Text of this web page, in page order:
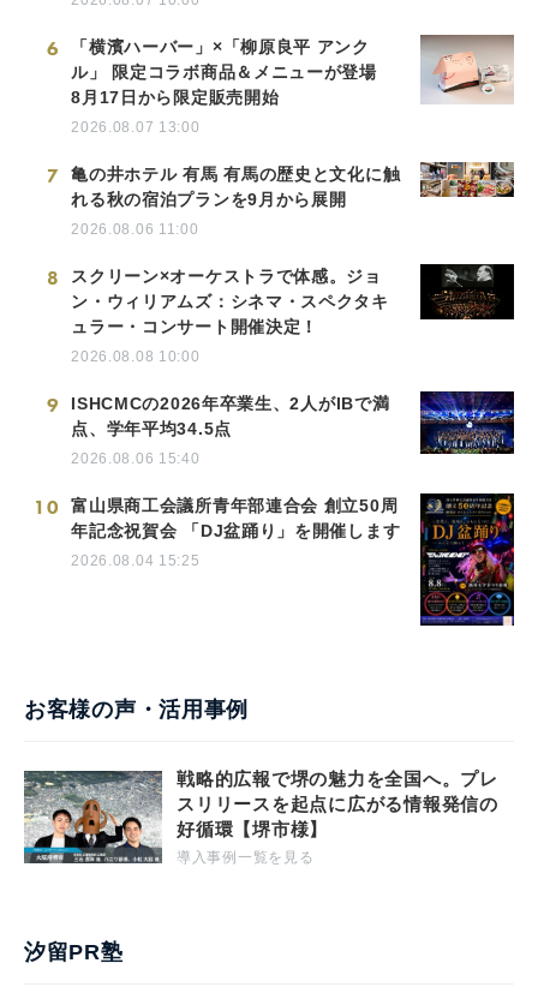
6
「横濱ハーバー」×「柳原良平 アンク
ル」 限定コラボ商品＆メニューが登場
8月17日から限定販売開始
2026.08.07 13:00
7
亀の井ホテル 有馬 有馬の歴史と文化に触
れる秋の宿泊プランを9月から展開
2026.08.06 11:00
8
スクリーン×オーケストラで体感。ジョ
ン・ウィリアムズ：シネマ・スペクタキ
ュラー・コンサート開催決定！
2026.08.08 10:00
9
ISHCMCの2026年卒業生、2人がIBで満
点、学年平均34.5点
2026.08.06 15:40
10
富山県商工会議所青年部連合会 創立50周
年記念祝賀会 「DJ盆踊り」を開催します
2026.08.04 15:25
お客様の声・活用事例
戦略的広報で堺の魅力を全国へ。プレ
スリリースを起点に広がる情報発信の
好循環【堺市様】
導入事例一覧を見る
汐留PR塾